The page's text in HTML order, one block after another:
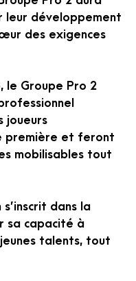
leur développement
des exigences
le Groupe Pro 2
joueurs
première et feront
mobilisables tout
dans la
sa capacité à
talents, tout